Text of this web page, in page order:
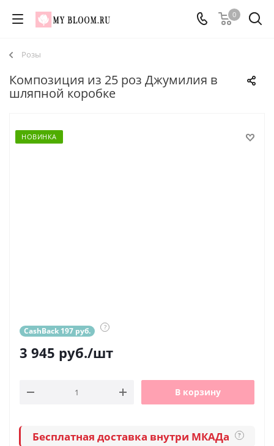
0
Розы
Композиция из 25 роз Джумилия в
шляпной коробке
НОВИНКА
CashBack 197 руб. ?
3 945 руб./шт
В корзину
Бесплатная доставка внутри МКАДа ?